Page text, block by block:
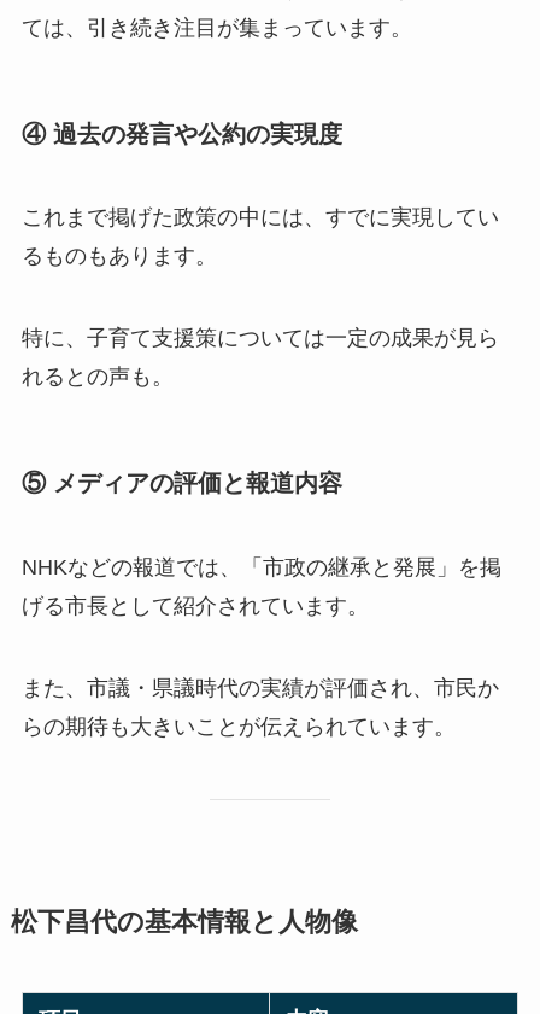
ては、引き続き注目が集まっています。
④ 過去の発言や公約の実現度
これまで掲げた政策の中には、すでに実現してい
るものもあります。
特に、子育て支援策については一定の成果が見ら
れるとの声も。
⑤ メディアの評価と報道内容
NHKなどの報道では、「市政の継承と発展」を掲
げる市長として紹介されています。
また、市議・県議時代の実績が評価され、市民か
らの期待も大きいことが伝えられています。
松下昌代の基本情報と人物像